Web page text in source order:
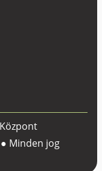
● Minden jog